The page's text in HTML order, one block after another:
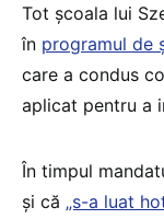
Tot școala lui
în programul de
care a condus
aplicat pentru a
În timpul
și că „s-a luat